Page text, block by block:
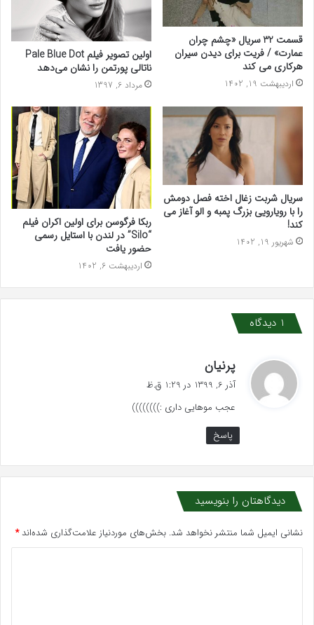
قسمت 32 سریال «چشم چران
عمارت» / فریت برای دیدن سیران
هرکاری می کند
اردیبهشت 19, 1402
اولین تصویر فیلم Pale Blue Dot
ناتالی پورتمن را نشان می‌دهد
مرداد 6, 1397
سریال شربت زغال اخته فصل دومش
را با رویارویی بزرگ پمبه و الو آغاز می
کند!
شهریور 19, 1402
ربکا فرگوسن برای اولین اکران فیلم
“Silo” در لندن با استایل رسمی
حضور یافت
اردیبهشت 6, 1402
1 دیدگاه
پرنیان
ف
:
آذر 6, 1399 در 1:29 ق.ظ
عجب موهایی داری :))))))))
پاسخ
دیدگاهتان را بنویسید
نشانی ایمیل شما منتشر نخواهد شد. بخش‌های موردنیاز علامت‌گذاری شده‌اند*